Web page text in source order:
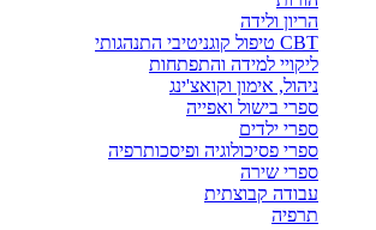
הריון ולידה
CBT טיפול קוגניטיבי התנהגותי
ליקויי למידה והתפתחות
ניהול, אימון וקואצ'ינג
ספרי בישול ואפייה
ספרי ילדים
ספרי פסיכולוגיה ופיסכותרפיה
ספרי שירה
עבודה קבוצתית
תרפיה